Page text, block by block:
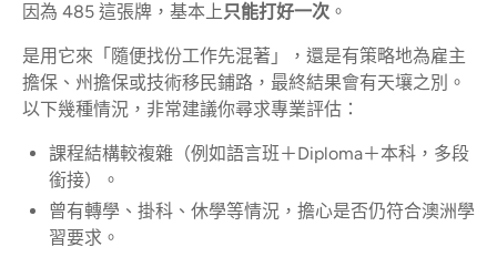
因為 485 這張牌，基本上只能打好一次 。
是用它來「隨便找份工作先混著」，還是有策略地為雇主
擔保、州擔保或技術移民鋪路，最終結果會有天壤之別。
以下幾種情況，非常建議你尋求專業評估：
課程結構較複雜（例如語言班＋Diploma＋本科，多段
銜接）。
曾有轉學、掛科、休學等情況，擔心是否仍符合澳洲學
習要求。